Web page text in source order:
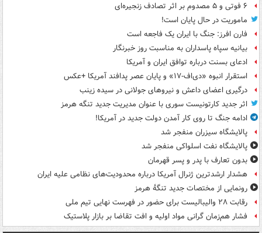
۶ فوتی و ۵ مصدوم بر اثر تصادف زنجیره‌ای
ماموریت در حال پایان است!
فارن افرز: جنگ با ایران یک فاجعه است
بیانیه سپاه پاسداران به مناسبت روز خبرنگار
ادعای بسنت درباره توافق ایران و آمریکا
استقرار انبوه «دی‌اف‑۱۷» و پایان عصر پدافند آمریکا +عکس
درگیری اعضای داعش و نیروهای جولانی در سیده زینب
اثر جدید کارتونیست سوری با عنوان مدیریت جدید تنگه هرمز
ادامه جنگ تا روی کار آمدن دولت جدید در آمریکا!
پالایشگاه سیزران منفجر شد
پالایشگاه نفت اسلواکی منفجر شد
بدون تعارف با پدر و پسر قهرمان
هشدار ارشدترین ژنرال آمریکا درباره محدودیت‌های نظامی علیه ایران
رونمایی از مختصات جدید تنگۀ هرمز
رقابت ۲۸ والیبالیست برای حضور در فهرست نهایی تیم ملی
فشار هم‌زمان گرانی مواد اولیه و افت تقاضا بر بازار پلاستیک